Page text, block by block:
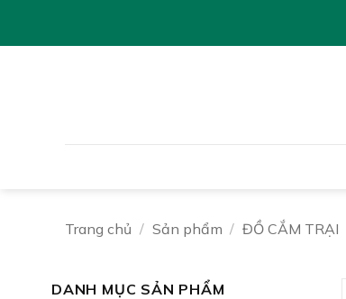
Trang chủ / Sản phẩm / ĐỒ CẮM TRẠI
DANH MỤC SẢN PHẨM